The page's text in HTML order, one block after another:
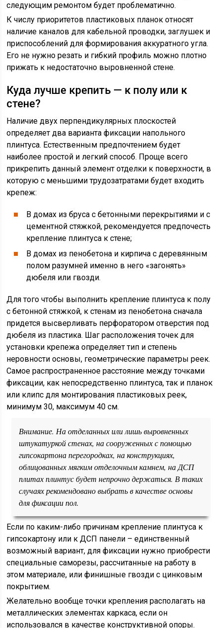
следующим ремонтом будет проблематично.
К числу приоритетов пластиковых планок относят
наличие каналов для кабельной проводки, заглушек и
приспособлений для формирования аккуратного угла.
Его не нужно резать и гибкий профиль можно плотно
прижать к недостаточно выровненной стене.
Куда лучше крепить — к полу или к
стене?
Наличие двух перпендикулярных плоскостей
определяет два варианта фиксации напольного
плинтуса. Естественным предпочтением будет
наиболее простой и легкий способ. Проще всего
прикрепить данный элемент отделки к поверхности, в
которую с меньшими трудозатратами будет входить
крепеж:
В домах из бруса с бетонными перекрытиями и с
цементной стяжкой, рекомендуется предпочесть
крепление плинтуса к стене;
В домах из пенобетона и кирпича с деревянным
полом разумней именно в него «загонять»
дюбеля или гвозди.
Для того чтобы выполнить крепление плинтуса к полу
с бетонной стяжкой, к стенам из пенобетона сначала
придется высверливать перфоратором отверстия под
дюбеля из пластика. Шаг расположения точек для
установки крепежа определяет тип и степень
неровности основы, геометрические параметры реек.
Самое распространенное расстояние между точками
фиксации, как непосредственно плинтуса, так и планок
или клипс для монтирования пластиковых реек,
минимум 30, максимум 40 см.
Внимание. На отделанных или лишь выровненных
штукатуркой стенах, на сооруженных с помощью
гипсокартона перегородках, на конструкциях,
облицованных мягким отделочным камнем, на ДСП
плитах плинтус будет непрочно держаться. В таких
случаях рекомендовано выбрать в качестве основы
для фиксации пол.
Если по каким-либо причинам крепление плинтуса к
гипсокартону или к ДСП панели – единственный
возможный вариант, для фиксации нужно приобрести
специальные саморезы, рассчитанные на работу в
этом материале, или финишные гвозди с цинковым
покрытием.
Желательно вообще точки крепления располагать на
металлических элементах каркаса, если он
использовался в качестве конструктивной опоры.